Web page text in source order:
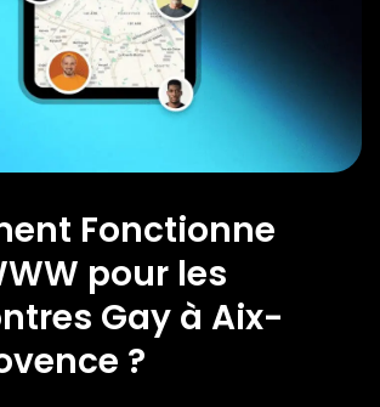
Fonctionne
pour les
Gay à Aix-
?